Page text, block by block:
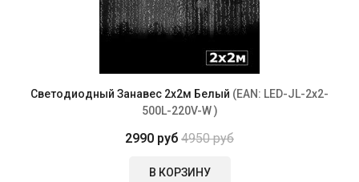
Светодиодный Занавес 2х2м Белый (EAN: LED-JL-2x2-
500L-220V-W)
2990 руб 4950 руб
В КОРЗИНУ